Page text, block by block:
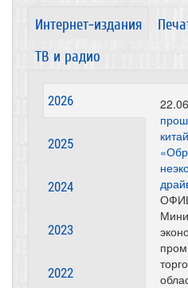
Интернет-издания
ТВ и радио
2026
2025
2024
2023
2022